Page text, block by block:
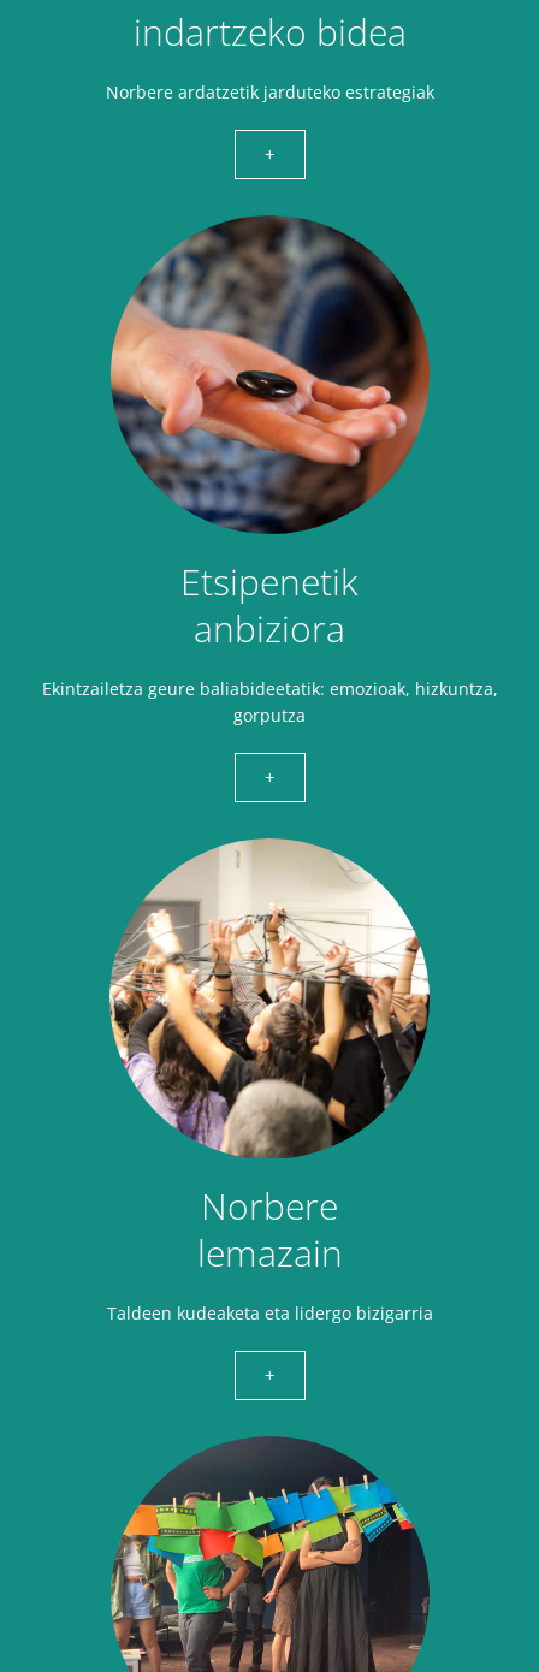
indartzeko bidea
Norbere ardatzetik jarduteko estrategiak
+
Etsipenetik
anbiziora
Ekintzailetza geure baliabideetatik: emozioak, hizkuntza,
gorputza
+
Norbere
lemazain
Taldeen kudeaketa eta lidergo bizigarria
+